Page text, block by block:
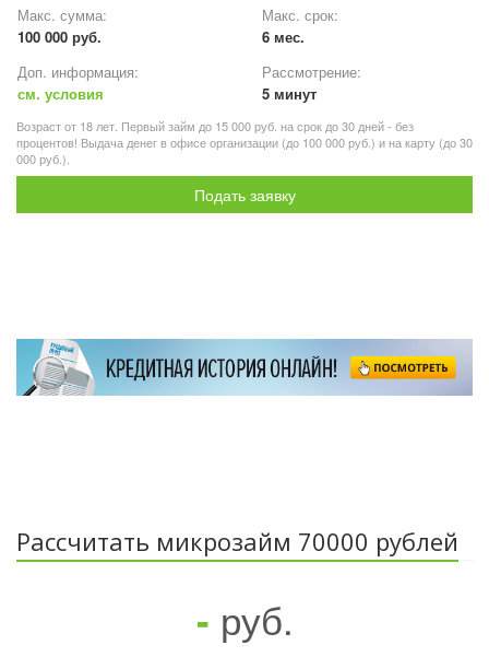
Макс. сумма:
100 000 руб.
Макс. срок:
6 мес.
Доп. информация:
см. условия
Рассмотрение:
5 минут
Возраст от 18 лет. Первый займ до 15 000 руб. на срок до 30 дней - без
процентов! Выдача денег в офисе организации (до 100 000 руб.) и на карту (до 30
000 руб.).
Подать заявку
Рассчитать микрозайм 70000 рублей
- руб.